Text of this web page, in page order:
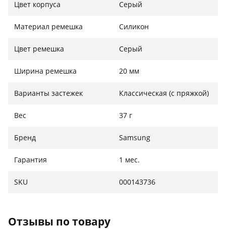
новее с оперативной памятью 1,5 Гб и более, а
iPhone 5.0 и выше).
Цвет корпуса Серый
Материал ремешка Силикон
Цвет ремешка Серый
Ширина ремешка 20 мм
Варианты застежек Классическая (с пряжкой)
Вес 37 г
Бренд Samsung
Гарантия 1 мес.
SKU 000143736
Отзывы по товару